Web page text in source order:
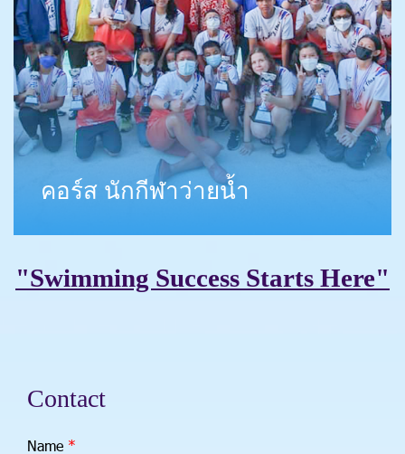
คอร์ส นักกีฬาว่ายน้ำ
"Swimming Success Starts Here"
Contact
Name